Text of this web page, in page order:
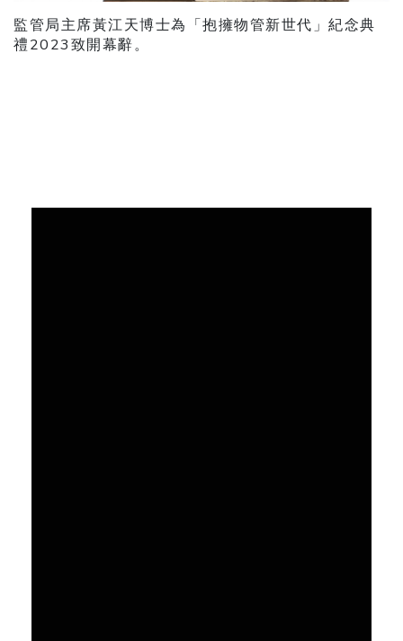
監管局主席黃江天博士為「抱擁物管新世代」紀念典
禮2023致開幕辭。